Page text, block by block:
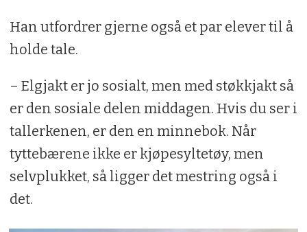
Han utfordrer gjerne også et par elever til å
holde tale.
– Elgjakt er jo sosialt, men med støkkjakt så
er den sosiale delen middagen. Hvis du ser i
tallerkenen, er den en minnebok. Når
tyttebærene ikke er kjøpesyltetøy, men
selvplukket, så ligger det mestring også i
det.